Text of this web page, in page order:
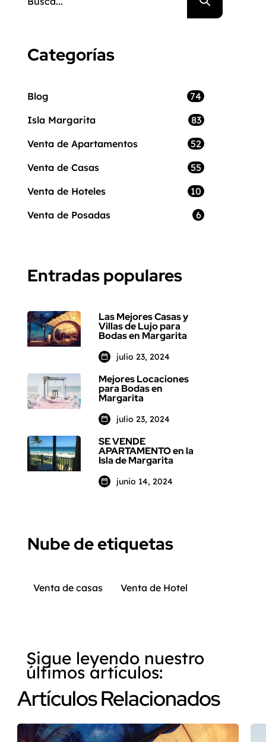
Categorías
Blog 74
Isla Margarita 83
Venta de Apartamentos 52
Venta de Casas 55
Venta de Hoteles 10
Venta de Posadas 6
Entradas populares
Las Mejores Casas y
Villas de Lujo para
Bodas en Margarita
julio 23, 2024
Mejores Locaciones
para Bodas en
Margarita
julio 23, 2024
SE VENDE
APARTAMENTO en la
Isla de Margarita
junio 14, 2024
Nube de etiquetas
Venta de casas Venta de Hotel
Sigue leyendo nuestro
últimos artículos:
Artículos Relacionados